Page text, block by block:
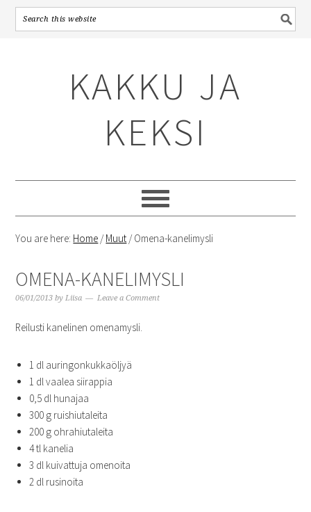
KAKKU JA
KEKSI
You are here: Home /Muut /Omena-kanelimysli
OMENA-KANELIMYSLI
06/01/2013 byLiisa Leave a Comment
Reilusti kanelinen omenamysli.
1 dl auringonkukkaöljyä
1 dl vaalea siirappia
0,5 dl hunajaa
300 g ruishiutaleita
200 g ohrahiutaleita
4 tl kanelia
3 dl kuivattuja omenoita
2 dl rusinoita